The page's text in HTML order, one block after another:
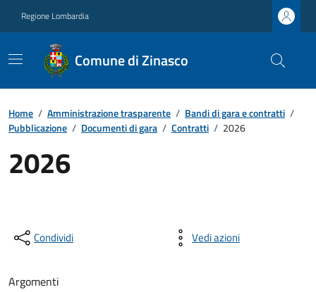
Regione Lombardia
Comune di Zinasco
Home / Amministrazione trasparente / Bandi di gara e contratti /
Pubblicazione / Documenti di gara / Contratti / 2026
2026
Condividi Vedi azioni
Argomenti